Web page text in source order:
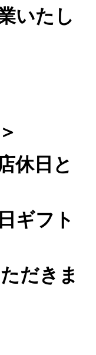
いたし
休日と
ギフト
だきま